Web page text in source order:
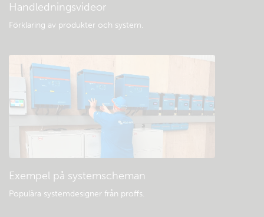
Handledningsvideor
Förklaring av produkter och system.
Exempel på systemscheman
Populära systemdesigner från proffs.